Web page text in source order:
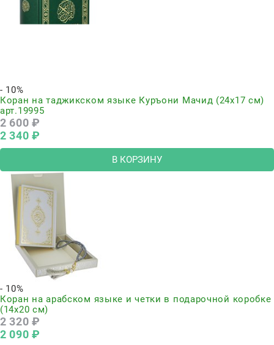
- 10%
Коран на таджикском языке Куръони Мачид (24х17 см)
арт.19995
2 600 ₽
2 340 ₽
В КОРЗИНУ
- 10%
Коран на арабском языке и четки в подарочной коробке
(14х20 см)
2 320 ₽
2 090 ₽